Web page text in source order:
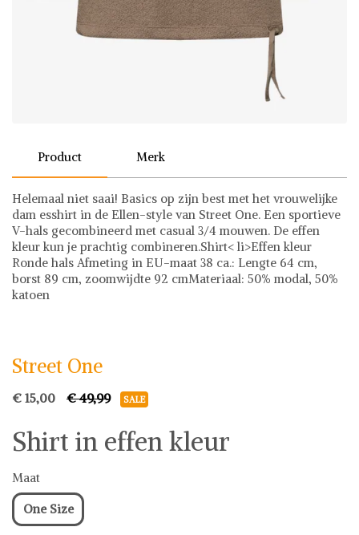
Product Merk
Helemaal niet saai! Basics op zijn best met het vrouwelijke
dam esshirt in de Ellen-style van Street One. Een sportieve
V-hals gecombineerd met casual 3/4 mouwen. De effen
kleur kun je prachtig combineren.Shirt< li>Effen kleur
Ronde hals Afmeting in EU-maat 38 ca.: Lengte 64 cm,
borst 89 cm, zoomwijdte 92 cmMateriaal: 50% modal, 50%
katoen
Street One
€ 15,00 € 49,99 SALE
Shirt in effen kleur
Maat
One Size